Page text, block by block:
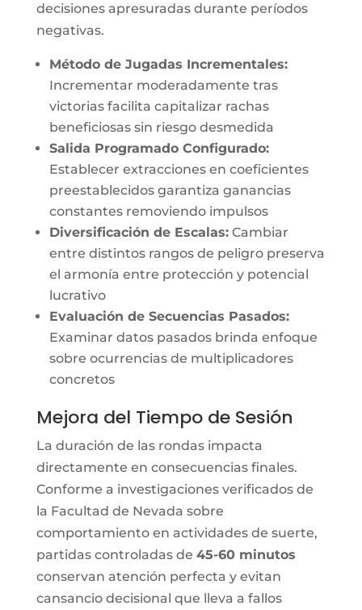
decisiones apresuradas durante períodos
negativas.
Método de Jugadas Incrementales:
Incrementar moderadamente tras
victorias facilita capitalizar rachas
beneficiosas sin riesgo desmedida
Salida Programado Configurado:
Establecer extracciones en coeficientes
preestablecidos garantiza ganancias
constantes removiendo impulsos
Diversificación de Escalas:Cambiar
entre distintos rangos de peligro preserva
el armonía entre protección y potencial
lucrativo
Evaluación de Secuencias Pasados:
Examinar datos pasados brinda enfoque
sobre ocurrencias de multiplicadores
concretos
Mejora del Tiempo de Sesión
La duración de las rondas impacta
directamente en consecuencias finales.
Conforme a investigaciones verificados de
la Facultad de Nevada sobre
comportamiento en actividades de suerte,
partidas controladas de 45-60 minutos
conservan atención perfecta y evitan
cansancio decisional que lleva a fallos